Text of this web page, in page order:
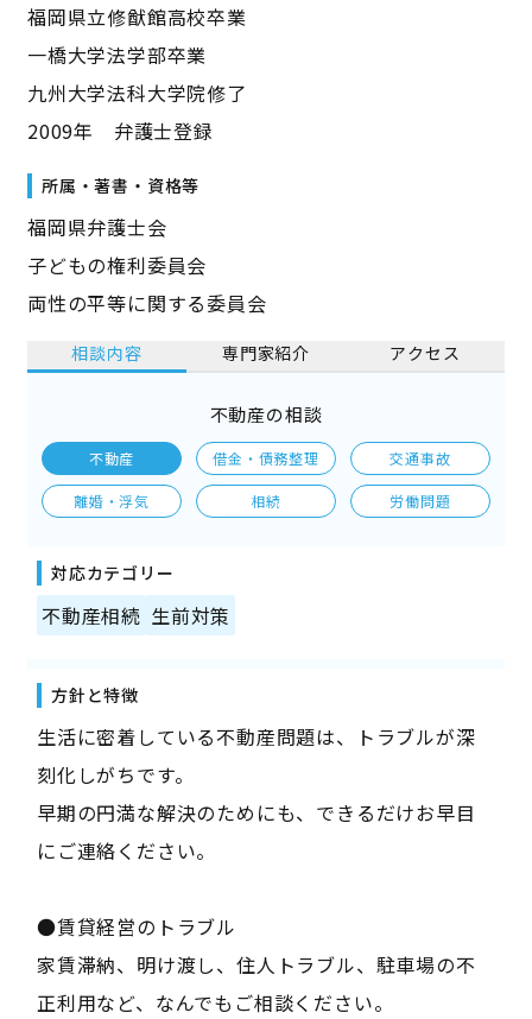
福岡県立修猷館高校卒業
一橋大学法学部卒業
九州大学法科大学院修了
2009年 弁護士登録
所属・著書・資格等
福岡県弁護士会
子どもの権利委員会
両性の平等に関する委員会
相談内容 専門家紹介 アクセス
不動産の相談
不動産 借金・債務整理 交通事故
離婚・浮気 相続 労働問題
対応カテゴリー
不動産相続 生前対策
方針と特徴
生活に密着している不動産問題は、トラブルが深
刻化しがちです。
早期の円満な解決のためにも、できるだけお早目
にご連絡ください。
●賃貸経営のトラブル
家賃滞納、明け渡し、住人トラブル、駐車場の不
正利用など、なんでもご相談ください。